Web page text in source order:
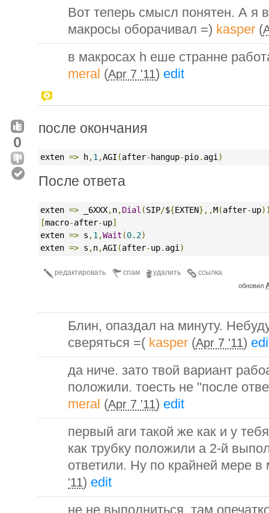
Вот теперь смысл понятен. А я
макросы оборачивал =) kasper (
в макросах h еше странне
meral (Apr 7 '11) edit
0
после окончания
exten => h,1 ,AGI (after-hangup-pio. agi )
После ответа
exten => _6XXX,n,Dial (SIP/${EXTEN},,M(after-up
[macro-after-up]
exten => s ,1 ,Wait (0.2)
exten => s ,n,AGI (after-up. agi )
ссылка
удалить
спам
редактировать
обновил
Блин, опаздал на минуту.
сверяться =( kasper (Apr 7 '11)
да ниче. зато твой вариант
положили. тоесть не "после
meral (Apr 7 '11) edit
первый аги такой же как и у
как трубку положили а 2-й
ответили. Ну по крайней мере
'11) edit
не не выполниться. там